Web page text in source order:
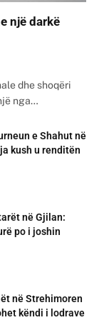
një darkë
dhe shoqëri
nga…
e Shahut në
kush u renditën
në Gjilan:
po i joshin
në Strehimoren
këndi i lodrave